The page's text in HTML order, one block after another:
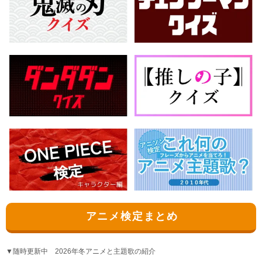
アニメ検定まとめ
▼随時更新中 2026年冬アニメと主題歌の紹介